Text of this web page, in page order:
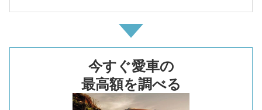
今すぐ愛車の
最高額を調べる